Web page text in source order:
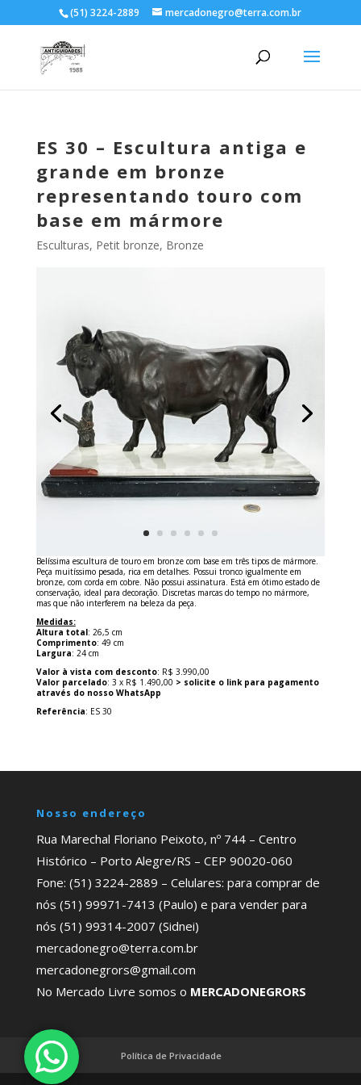
(51) 3224-2889 mercadonegro@terra.com.br
ES 30 – Escultura antiga e
grande em bronze
representando touro com
base em mármore
Esculturas, Petit bronze, Bronze
Belíssima escultura de touro em bronze com base em três tipos de mármore.
Peça muitíssimo pesada, rica em detalhes. Possui tronco igualmente em
bronze, com corda em cobre. Não possui assinatura. Está em ótimo estado de
conservação, ideal para decoração. Discretas marcas do tempo no mármore,
mas que não interferem na beleza da peça.
Medidas:
Altura total: 26,5 cm
Comprimento: 49 cm
Largura: 24 cm
Valor à vista com desconto: R$ 3.990,00
Valor parcelado: 3 x R$ 1.490,00 > solicite o link para pagamento
através do nosso WhatsApp
Referência: ES 30
Nosso endereço
Rua Marechal Floriano Peixoto, nº 744 – Centro
Histórico – Porto Alegre/RS – CEP 90020-060
Fone: (51) 3224-2889 – Celulares: para comprar de
nós (51) 99971-7413 (Paulo) e para vender para
nós (51) 99314-2007 (Sidnei)
mercadonegro@terra.com.br
mercadonegrors@gmail.com
No Mercado Livre somos o MERCADONEGRORS
Política de Privacidade